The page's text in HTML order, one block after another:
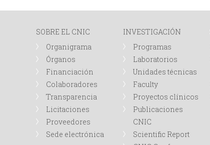
SOBRE EL CNIC
Organigrama
Órganos
Financiación
Colaboradores
Transparencia
Licitaciones
Proveedores
Sede electrónica
INVESTIGACIÓN
Programas
Laboratorios
Unidades técnicas
Faculty
Proyectos clínicos
Publicaciones
CNIC
Scientific Report